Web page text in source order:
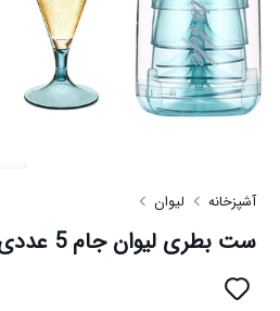
آشپزخانه لیوان
ست بطری لیوان جام 5 عددی مدل 45607